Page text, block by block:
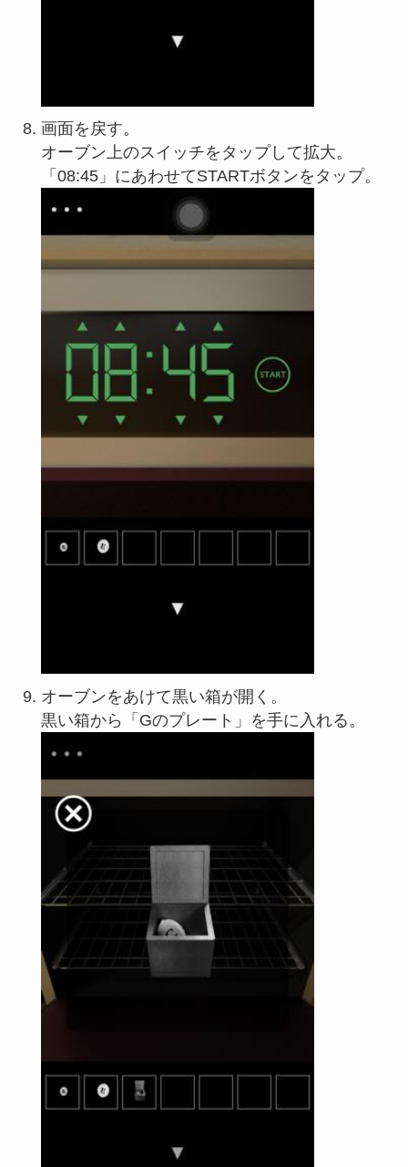
画面を戻す。
オーブン上のスイッチをタップして拡大。
「08:45」にあわせてSTARTボタンをタップ。
オーブンをあけて黒い箱が開く。
黒い箱から「Gのプレート」を手に入れる。